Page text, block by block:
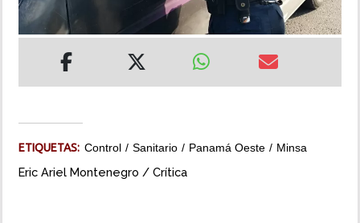
IMPRESO
ETIQUETAS: Control Sanitario Panamá Oeste Minsa
Eric Ariel Montenegro / Crítica